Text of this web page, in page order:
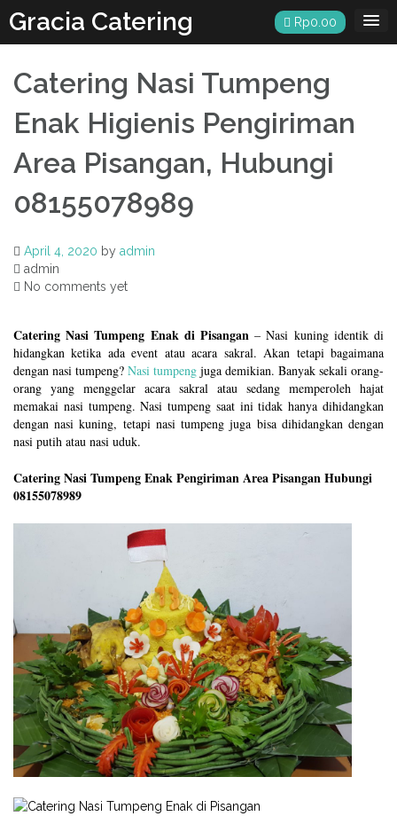
to
content
Gracia Catering Rp0.00
Catering Nasi Tumpeng
Enak Higienis Pengiriman
Area Pisangan, Hubungi
08155078989
April 4, 2020 by admin
admin
No comments yet
Catering Nasi Tumpeng Enak di Pisangan – Nasi kuning identik di
hidangkan ketika ada event atau acara sakral. Akan tetapi bagaimana
dengan nasi tumpeng? Nasi tumpeng juga demikian. Banyak sekali orang-
orang yang menggelar acara sakral atau sedang memperoleh hajat
memakai nasi tumpeng. Nasi tumpeng saat ini tidak hanya dihidangkan
dengan nasi kuning, tetapi nasi tumpeng juga bisa dihidangkan dengan
nasi putih atau nasi uduk.
Catering Nasi Tumpeng Enak Pengiriman Area Pisangan Hubungi
08155078989